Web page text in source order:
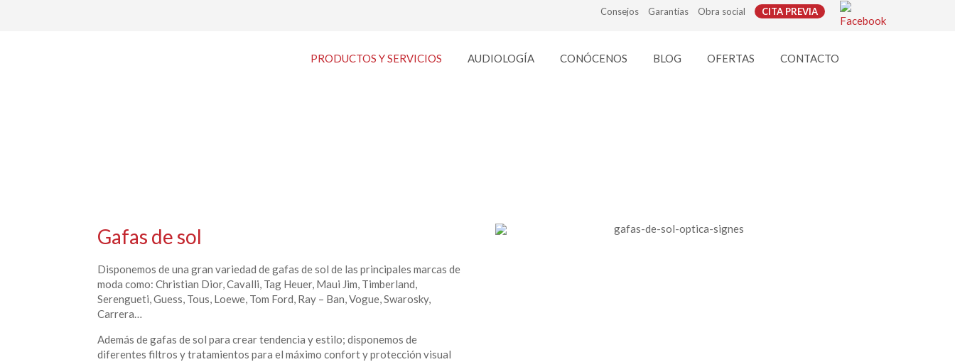
Consejos Garantías Obra social CITA PREVIA
PRODUCTOS Y SERVICIOS AUDIOLOGÍA CONÓCENOS BLOG OFERTAS CONTACTO
Gafas de sol
Disponemos de una gran variedad de gafas de sol de las principales marcas de
moda como: Christian Dior, Cavalli, Tag Heuer, Maui Jim, Timberland,
Serengueti, Guess, Tous, Loewe, Tom Ford, Ray – Ban, Vogue, Swarosky,
Carrera…
Además de gafas de sol para crear tendencia y estilo; disponemos de
diferentes filtros y tratamientos para el máximo confort y protección visual